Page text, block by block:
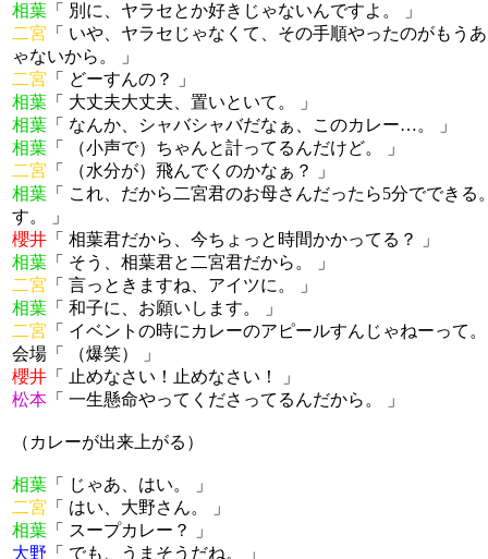
相葉 「 別に、ヤラセとか好きじゃないんですよ。 」
二宮 「 いや、ヤラセじゃなくて、その手順やったのがもう
ゃないから。 」
二宮 「 どーすんの？ 」
相葉 「 大丈夫大丈夫、置いといて。 」
相葉 「 なんか、シャバシャバだなぁ、このカレー…。 」
相葉 「 （小声で）ちゃんと計ってるんだけど。 」
二宮 「 （水分が）飛んでくのかなぁ？ 」
相葉 「 これ、だから二宮君のお母さんだったら5分ででき
す。 」
櫻井 「 相葉君だから、今ちょっと時間かかってる？ 」
相葉 「 そう、相葉君と二宮君だから。 」
二宮 「 言っときますね、アイツに。 」
相葉 「 和子に、お願いします。 」
二宮 「 イベントの時にカレーのアピールすんじゃねーって
会場「 （爆笑） 」
櫻井 「 止めなさい！止めなさい！ 」
松本 「 一生懸命やってくださってるんだから。 」
（カレーが出来上がる）
相葉 「 じゃあ、はい。 」
二宮 「 はい、大野さん。 」
相葉 「 スープカレー？ 」
大野 「 でも、うまそうだね。 」